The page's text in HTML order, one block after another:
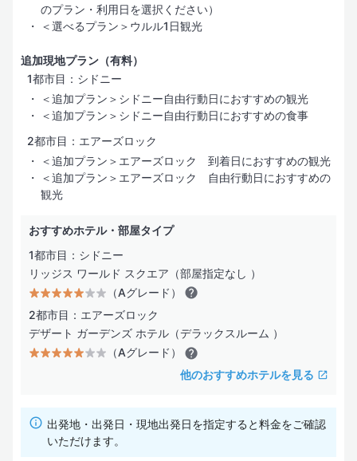
のプラン・利用日を選択ください）
＜選べるプラン＞ウルル1日観光
追加現地プラン（有料）
1都市目：シドニー
＜追加プラン＞シドニー自由行動日におすすめの観光
＜追加プラン＞シドニー自由行動日におすすめの食事
2都市目：エアーズロック
＜追加プラン＞エアーズロック 到着日におすすめの観光
＜追加プラン＞エアーズロック 自由行動日におすすめの
観光
おすすめホテル・部屋タイプ
1都市目：シドニー
リッジス ワールド スクエア（部屋指定なし ）
（Aグレード）
2都市目：エアーズロック
デザート ガーデンズ ホテル（デラックスルーム ）
（Aグレード）
他のおすすめホテルを見る
出発地・出発日・現地出発日を指定すると料金をご確認
いただけます。